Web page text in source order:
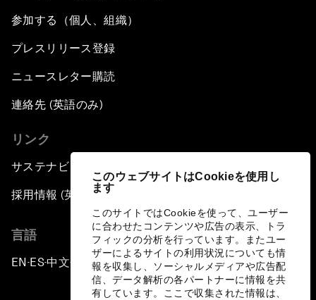
このウェブサイトはCookieを使用し
ます
このサイトではCookieを使って、ユーザー
に合わせたコンテンツや広告の表示、トラ
フィックの分析を行っています。またユー
ザーによるサイトの利用状況についても情
報を収集し、ソーシャルメディアや広告配
信、データ解析の各パートナーに情報を共
有しています。ここで収集された情報は、
参加する（個人、組織）
プレスリリース登録
ニュースレター購読
連絡先 (英語のみ)
リンク
サステナビリティへの取り組み
採用情報 (英語のみ)
言語
EN ▪ ES▪中文▪ 日本語